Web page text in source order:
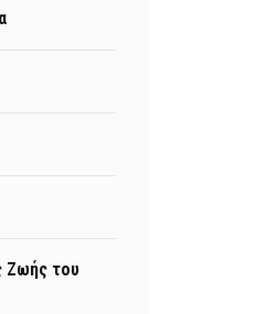
Ζωής του